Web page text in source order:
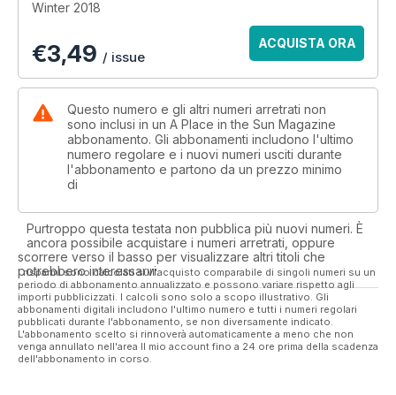
Winter 2018
€3,49 / issue
ACQUISTA ORA
Questo numero e gli altri numeri arretrati non
sono inclusi in un A Place in the Sun Magazine
abbonamento. Gli abbonamenti includono l'ultimo
numero regolare e i nuovi numeri usciti durante
l'abbonamento e partono da un prezzo minimo
di
Purtroppo questa testata non pubblica più nuovi numeri. È
ancora possibile acquistare i numeri arretrati, oppure
scorrere verso il basso per visualizzare altri titoli che
potrebbero interessarvi.
I risparmi sono calcolati sull'acquisto comparabile di singoli numeri su un
periodo di abbonamento annualizzato e possono variare rispetto agli
importi pubblicizzati. I calcoli sono solo a scopo illustrativo. Gli
abbonamenti digitali includono l'ultimo numero e tutti i numeri regolari
pubblicati durante l'abbonamento, se non diversamente indicato.
L'abbonamento scelto si rinnoverà automaticamente a meno che non
venga annullato nell'area Il mio account fino a 24 ore prima della scadenza
dell'abbonamento in corso.